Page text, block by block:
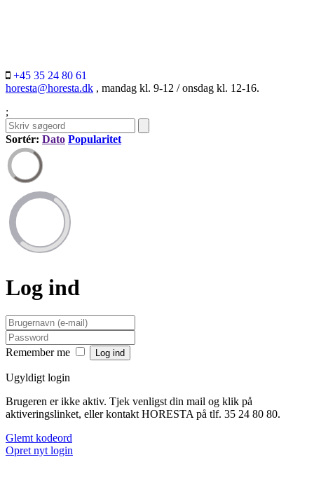
+45 35 24 80 61
horesta@horesta.dk , mandag kl. 9-12 / onsdag kl. 12-16.
;
Sortér: Dato Popularitet
Log ind
Remember me
Ugyldigt login
Brugeren er ikke aktiv. Tjek venligst din mail og klik på
aktiveringslinket, eller kontakt HORESTA på tlf. 35 24 80 80.
Glemt kodeord
Opret nyt login